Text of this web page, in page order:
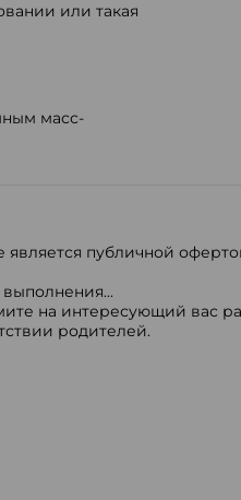
или такая
масс-
публичной
на интересующий вас
родителей.